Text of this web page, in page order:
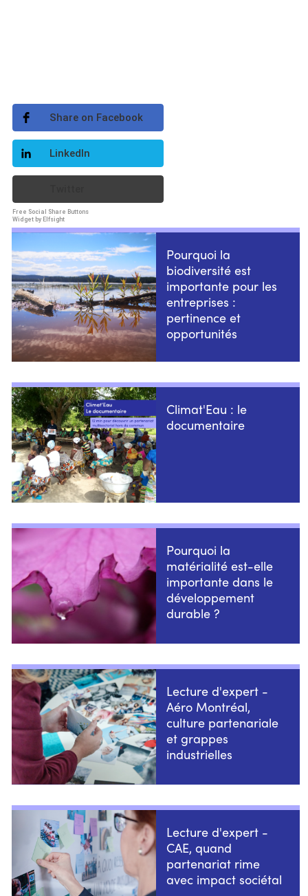
Share on Facebook
LinkedIn
Free Social Share Buttons
Widget by Elfsight
Pourquoi la
biodiversité est
importante pour les
entreprises :
pertinence et
opportunités
Climat'Eau : le
documentaire
Pourquoi la
matérialité est-elle
importante dans le
développement
durable ?
Lecture d'expert -
Aéro Montréal,
culture partenariale
et grappes
industrielles
Lecture d'expert -
CAE, quand
partenariat rime
avec impact sociétal